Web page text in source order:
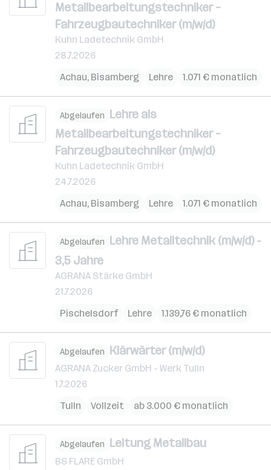
Metallbearbeitungstechniker –
Fahrzeugbautechniker (m/w/d)
Kuhn Ladetechnik GmbH
28.7.2026
Achau, Bisamberg Lehre 1.071 € monatlich
Abgelaufen Lehre als
Metallbearbeitungstechniker –
Fahrzeugbautechniker (m/w/d)
Kuhn Ladetechnik GmbH
24.7.2026
Achau, Bisamberg Lehre 1.071 € monatlich
Abgelaufen Lehre Metalltechnik (m/w/d) -
3,5 Jahre
AGRANA Stärke GmbH
21.7.2026
Pischelsdorf
Lehre 1.139,76 € monatlich
Abgelaufen Klärwärter (m/w/d)
AGRANA Zucker GmbH - Werk Tulln
1.7.2026
Tulln
Vollzeit ab 3.000 € monatlich
Abgelaufen Leitung Metallbau
BS FLARE GmbH